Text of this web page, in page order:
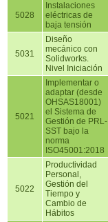
5028
Instalaciones
eléctricas de
baja tensión
5031
Diseño
mecánico con
Solidworks.
Nivel Iniciación
5021
Implementar o
adaptar (desde
OHSAS18001)
el Sistema de
Gestión de PRL-
SST bajo la
norma
ISO45001:2018
5022
Productividad
Personal,
Gestión del
Tiempo y
Cambio de
Hábitos